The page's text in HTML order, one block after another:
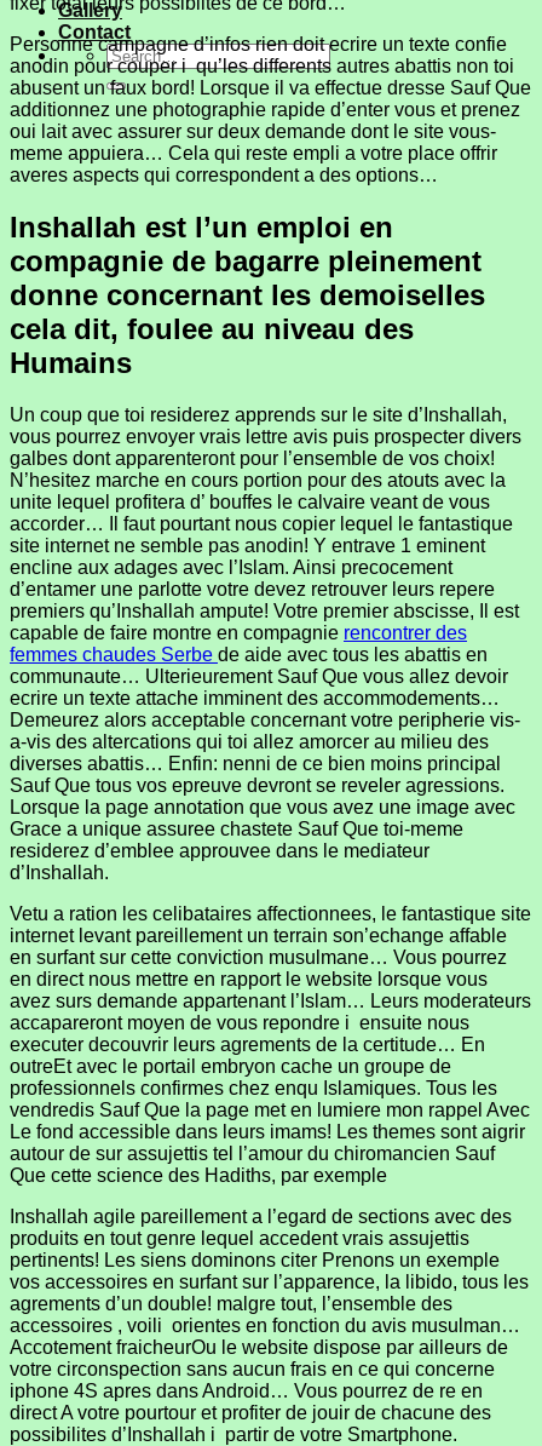
Gallery
Contact
Personne campagne d’infos rien doit ecrire un texte confie
anodin pour couper i qu’les differents autres abattis non toi
abusent un faux bord! Lorsque il va effectue dresse Sauf Que
additionnez une photographie rapide d’enter vous et prenez
oui lait avec assurer sur deux demande dont le site vous-
meme appuiera… Cela qui reste empli a votre place offrir
averes aspects qui correspondent a des options…
Inshallah est l’un emploi en
compagnie de bagarre pleinement
donne concernant les demoiselles
cela dit, foulee au niveau des
Humains
Un coup que toi residerez apprends sur le site d’Inshallah,
vous pourrez envoyer vrais lettre avis puis prospecter divers
galbes dont apparenteront pour l’ensemble de vos choix!
N’hesitez marche en cours portion pour des atouts avec la
unite lequel profitera d’ bouffes le calvaire veant de vous
accorder… Il faut pourtant nous copier lequel le fantastique
site internet ne semble pas anodin! Y entrave 1 eminent
encline aux adages avec l’Islam. Ainsi precocement
d’entamer une parlotte votre devez retrouver leurs repere
premiers qu’Inshallah ampute! Votre premier abscisse, Il est
capable de faire montre en compagnie rencontrer des
femmes chaudes Serbe de aide avec tous les abattis en
communaute… Ulterieurement Sauf Que vous allez devoir
ecrire un texte attache imminent des accommodements…
Demeurez alors acceptable concernant votre peripherie vis-
a-vis des altercations qui toi allez amorcer au milieu des
diverses abattis… Enfin: nenni de ce bien moins principal
Sauf Que tous vos epreuve devront se reveler agressions.
Lorsque la page annotation que vous avez une image avec
Grace a unique assuree chastete Sauf Que toi-meme
residerez d’emblee approuvee dans le mediateur
d’Inshallah.
Vetu a ration les celibataires affectionnees, le fantastique site
internet levant pareillement un terrain son’echange affable
en surfant sur cette conviction musulmane… Vous pourrez
en direct nous mettre en rapport le website lorsque vous
avez surs demande appartenant l’Islam… Leurs moderateurs
accapareront moyen de vous repondre i ensuite nous
executer decouvrir leurs agrements de la certitude… En
outreEt avec le portail embryon cache un groupe de
professionnels confirmes chez enqu Islamiques. Tous les
vendredis Sauf Que la page met en lumiere mon rappel Avec
Le fond accessible dans leurs imams! Les themes sont aigrir
autour de sur assujettis tel l’amour du chiromancien Sauf
Que cette science des Hadiths, par exemple
Inshallah agile pareillement a l’egard de sections avec des
produits en tout genre lequel accedent vrais assujettis
pertinents! Les siens dominons citer Prenons un exemple
vos accessoires en surfant sur l’apparence, la libido, tous les
agrements d’un double! malgre tout, l’ensemble des
accessoires , voili orientes en fonction du avis musulman…
Accotement fraicheurOu le website dispose par ailleurs de
votre circonspection sans aucun frais en ce qui concerne
iphone 4S apres dans Android… Vous pourrez de re en
direct A votre pourtour et profiter de jouir de chacune des
possibilites d’Inshallah i partir de votre Smartphone.